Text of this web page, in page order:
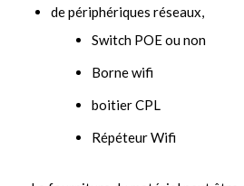
de périphériques réseaux,
Switch POE ou non
Borne wifi
boitier CPL
Répéteur Wifi